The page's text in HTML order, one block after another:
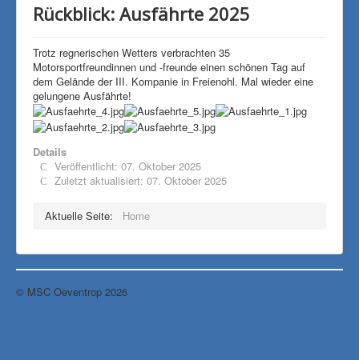
Rückblick: Ausfährte 2025
Trotz regnerischen Wetters verbrachten 35
Motorsportfreundinnen und -freunde einen schönen Tag auf
dem Gelände der III. Kompanie in Freienohl. Mal wieder eine
gelungene Ausfährte!
Details
Veröffentlicht: 07. Oktober 2025
Zuletzt aktualisiert: 07. Oktober 2025
Aktuelle Seite: Home
© MSC Oeventrop 2026